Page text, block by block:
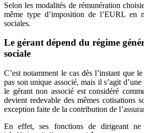
Selon les modalités de rémunération
même type d’imposition de l’EURL en
sociales.
Le gérant dépend du régime
sociale
C’est notamment le cas dès l’instant que
pas son unique associé, mais il s’agit
le gérant non associé est considéré
devient redevable des mêmes cotisations
exception faite de la contribution de
En effet, ses fonctions de dirigeant